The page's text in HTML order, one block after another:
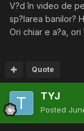
V?d în video de
sp?larea banilor?
Ori chiar e a?a,
Quote
TYJ
Posted